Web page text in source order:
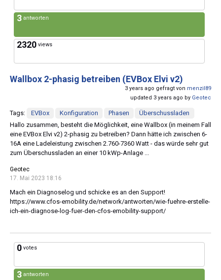
3 antworten
2320 views
Wallbox 2-phasig betreiben (EVBox Elvi v2)
3 years ago gefragt von menzil89
updated 3 years ago by Geotec
Tags: EVBox Konfiguration Phasen
Überschussladen
Hallo zusammen, besteht die Möglichkeit, eine Wallbox (in meinem Fall
eine EVBox Elvi v2) 2-phasig zu betreiben? Dann hätte ich zwischen 6-
16A eine Ladeleistung zwischen 2.760-7360 Watt - das würde sehr gut
zum Überschussladen an einer 10 kWp-Anlage ...
Geotec
17. Mai 2023 18:16
Mach ein Diagnoselog und schicke es an den Support!
https://www.cfos-emobility.de/network/antworten/wie-fuehre-erstelle-
ich-ein-diagnose-log-fuer-den-cfos-emobility-support/
0 votes
3 antworten